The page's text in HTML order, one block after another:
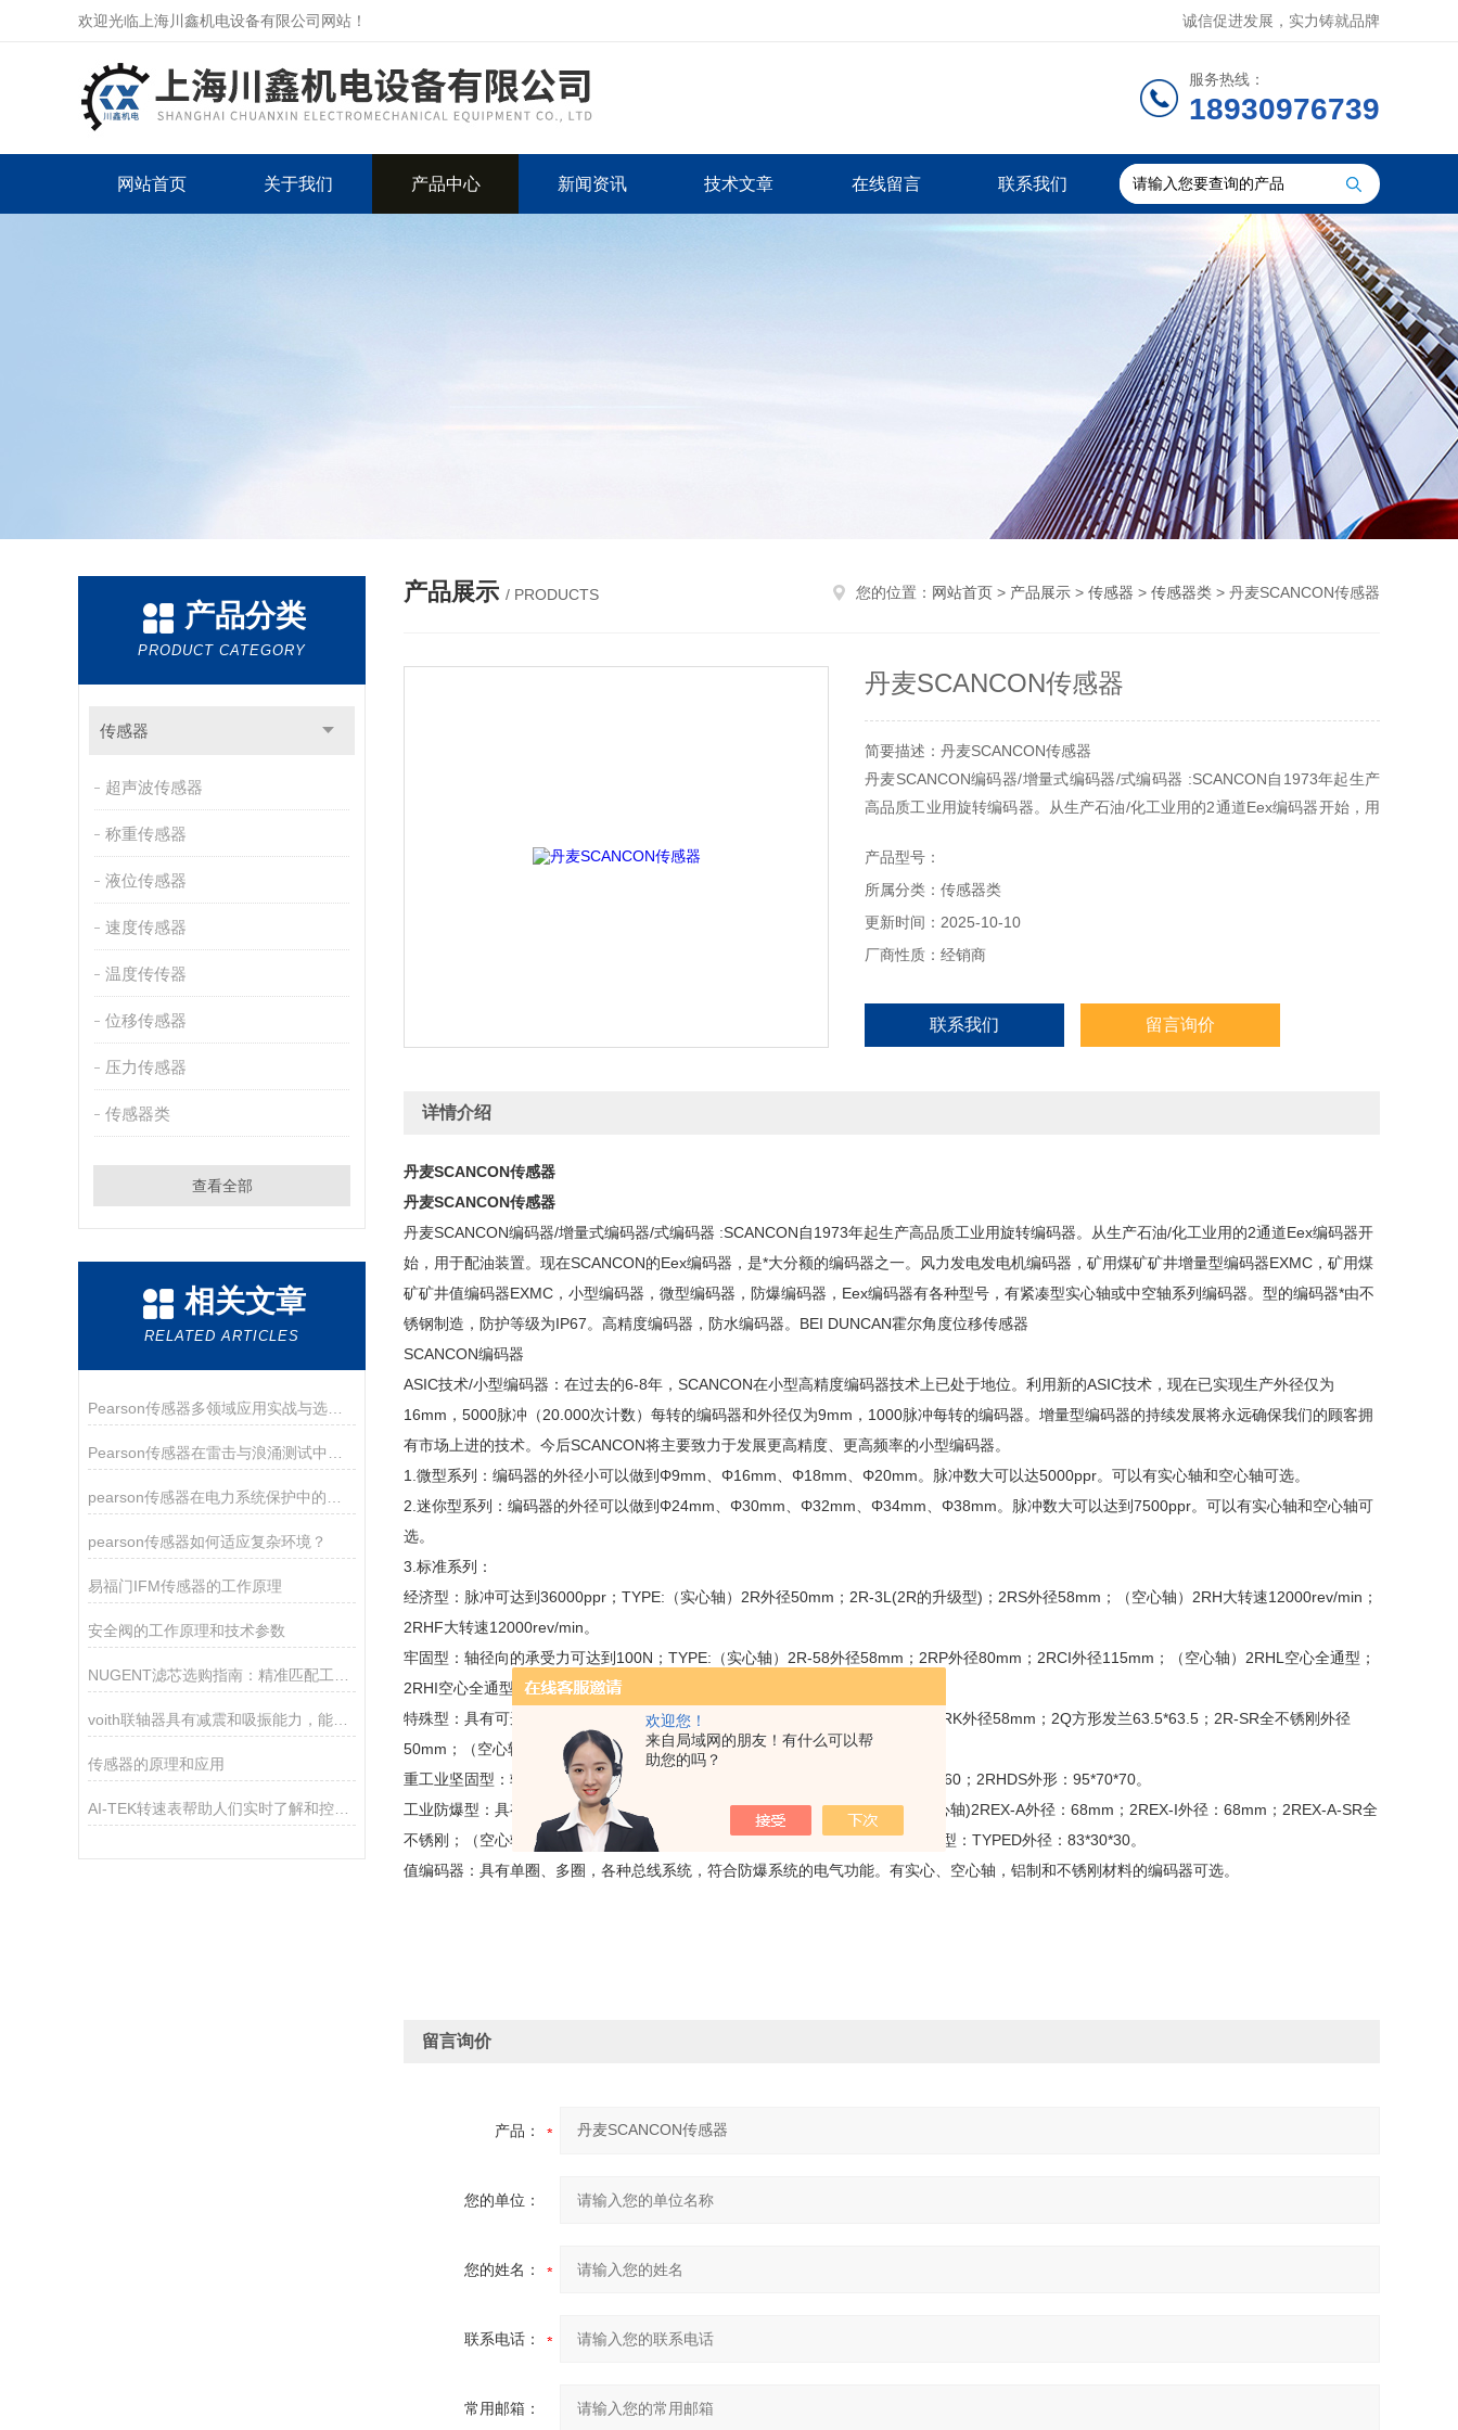
欢迎您！
来自局域网的朋友！有什么可以帮
助您的吗？
欢迎光临上海川鑫机电设备有限公司网站！ 诚信促进发展，实力铸就品牌
服务热线：
18930976739
网站首页 关于我们 产品中心 新闻资讯 技术文章 在线留言 联系我们
产品分类
PRODUCT CATEGORY
传感器
超声波传感器
称重传感器
液位传感器
速度传感器
温度传传器
位移传感器
压力传感器
传感器类
查看全部
相关文章
RELATED ARTICLES
Pearson传感器多领域应用实战与选型指南
pearson传感器如何适应复杂环境？
易福门IFM传感器的工作原理
安全阀的工作原理和技术参数
voith联轴器具有减震和吸振能力，能够减少机械装置的振动和噪音
传感器的原理和应用
AI-TEK转速表帮助人们实时了解和控制旋转设备的运行情况
产品展示 / PRODUCTS 您的位置： 网站首页 > 产品展示 > 传感器 > 传感器类 > 丹麦SCANCON传感器
丹麦SCANCON传感器
简要描述：丹麦SCANCON传感器
丹麦SCANCON编码器/增量式编码器/式编码器 :SCANCON自1973年起生产
高品质工业用旋转编码器。从生产石油/化工业用的2通道Eex编码器开始，用
发电
产品型号：
所属分类：传感器类
更新时间：2025-10-10
厂商性质：经销商
联系我们 留言询价
详情介绍
丹麦SCANCON传感器
丹麦SCANCON传感器
丹麦SCANCON编码器/增量式编码器/式编码器 :SCANCON自1973年起生产高品质工业用旋转编码器。从生产石油/化工业用的2通道Eex编码器开
始，用于配油装置。现在SCANCON的Eex编码器，是*大分额的编码器之一。风力发电发电机编码器，矿用煤矿矿井增量型编码器EXMC，矿用煤
矿矿井值编码器EXMC，小型编码器，微型编码器，防爆编码器，Eex编码器有各种型号，有紧凑型实心轴或中空轴系列编码器。型的编码器*由不
锈钢制造，防护等级为IP67。高精度编码器，防水编码器。BEI DUNCAN霍尔角度位移传感器
SCANCON编码器
ASIC技术/小型编码器：在过去的6-8年，SCANCON在小型高精度编码器技术上已处于地位。利用新的ASIC技术，现在已实现生产外径仅为
16mm，5000脉冲（20.000次计数）每转的编码器和外径仅为9mm，1000脉冲每转的编码器。增量型编码器的持续发展将永远确保我们的顾客拥
有市场上进的技术。今后SCANCON将主要致力于发展更高精度、更高频率的小型编码器。
1.微型系列：编码器的外径小可以做到Φ9mm、Φ16mm、Φ18mm、Φ20mm。脉冲数大可以达5000ppr。可以有实心轴和空心轴可选。
2.迷你型系列：编码器的外径可以做到Φ24mm、Φ30mm、Φ32mm、Φ34mm、Φ38mm。脉冲数大可以达到7500ppr。可以有实心轴和空心轴可
选。
3.标准系列：
经济型：脉冲可达到36000ppr；TYPE:（实心轴）2R外径50mm；2R-3L(2R的升级型)；2RS外径58mm；（空心轴）2RH大转速12000rev/min；
2RHF大转速12000rev/min。
牢固型：轴径向的承受力可达到100N；TYPE:（实心轴）2R-58外径58mm；2RP外径80mm；2RCI外径115mm；（空心轴）2RHL空心全通型；
2RHI空心全通型；2RHIF大孔径:16mm。
特殊型：具有可选的额外参数，工作温度可达到零下40°C；TYPE：（实心轴）2RK外径58mm；2Q方形发兰63.5*63.5；2R-SR全不锈刚外径
50mm；（空心轴）2RHIF-SR全不锈刚；2RHIDS带双面测量轮。
重工业坚固型：轴向、径向的承受力可达到500N；TYPE：2RMHD外形：70*60*60；2RHDS外形：95*70*70。
工业防爆型：具有EExdIIBT6标准，适合油田、化工、天然气等行业；TYPE:(实心轴)2REX-A外径：68mm；2REX-I外径：68mm；2REX-A-SR全
不锈刚；（空心轴）2REX-H外径：68mm；2REX-H-SR全不锈刚；TYPE：特殊型：TYPED外径：83*30*30。
值编码器：具有单圈、多圈，各种总线系统，符合防爆系统的电气功能。有实心、空心轴，铝制和不锈刚材料的编码器可选。
留言询价
产品：
您的单位：
您的姓名：
联系电话：
常用邮箱：